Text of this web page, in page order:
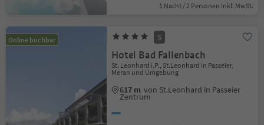
1 Nacht / 2 Personen Inkl. MwSt.
Online buchbar S
Hotel Bad Fallenbach
St. Leonhard i.P., St.Leonhard in Passeier,
Meran und Umgebung
617 m von St.Leonhard in Passeier
Zentrum